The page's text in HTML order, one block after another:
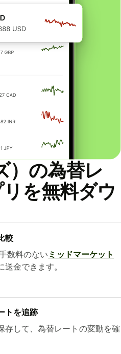
）の為替レ
を無料ダウ
較
数料のない ミッドマーケット
送金できます。
トを追跡
存して、為替レートの変動を確